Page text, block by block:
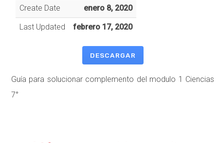
Create Date enero 8, 2020
Last Updated febrero 17, 2020
DESCARGAR
Guía para solucionar complemento del modulo 1 Ciencias
7°